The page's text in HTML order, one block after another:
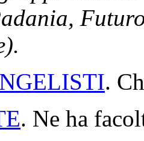
.
. Ne ha